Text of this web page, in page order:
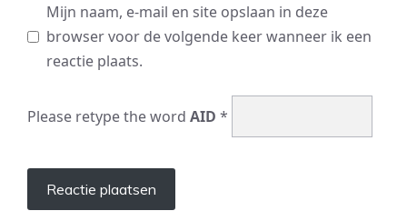
Mijn naam, e-mail en site opslaan in deze
browser voor de volgende keer wanneer ik een
reactie plaats.
Please retype the word AID *